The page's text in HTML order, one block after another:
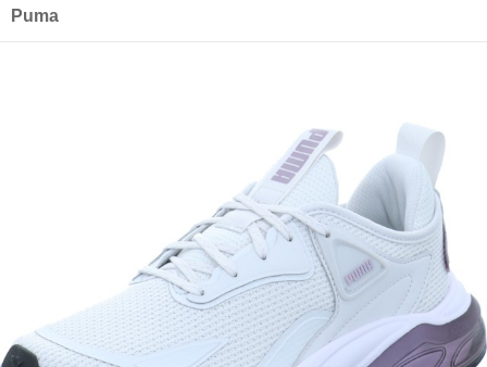
Puma